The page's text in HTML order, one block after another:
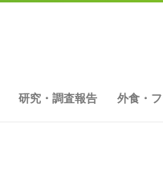
研究・調査報告 外食・